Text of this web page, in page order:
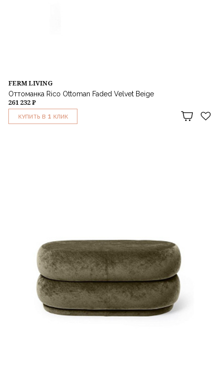
FERM LIVING
Оттоманка Rico Ottoman Faded Velvet Beige
261 232 ₽
КУПИТЬ В 1 КЛИК